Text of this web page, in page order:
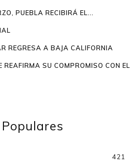
PUEBLA RECIBIRÁ EL...
REGRESA A BAJA CALIFORNIA
REAFIRMA SU COMPROMISO CON EL
421